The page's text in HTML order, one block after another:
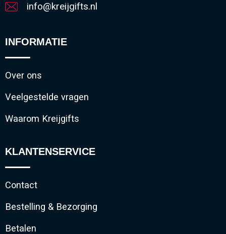
info@kreijgifts.nl
INFORMATIE
Over ons
Veelgestelde vragen
Waarom Kreijgifts
KLANTENSERVICE
Contact
Bestelling & Bezorging
Betalen